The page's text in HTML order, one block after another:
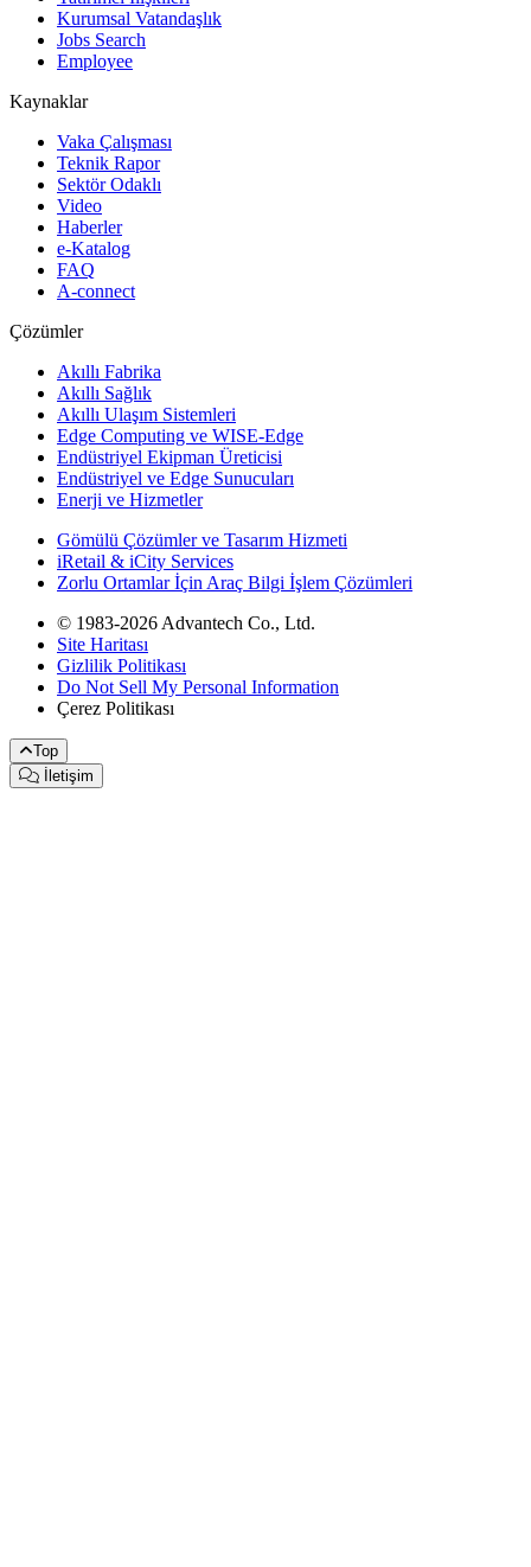
Kurumsal Vatandaşlık
Jobs Search
Employee
Kaynaklar
Vaka Çalışması
Teknik Rapor
Sektör Odaklı
Video
Haberler
e-Katalog
FAQ
A-connect
Çözümler
Akıllı Fabrika
Akıllı Sağlık
Akıllı Ulaşım Sistemleri
Edge Computing ve WISE-Edge
Endüstriyel Ekipman Üreticisi
Endüstriyel ve Edge Sunucuları
Enerji ve Hizmetler
Gömülü Çözümler ve Tasarım Hizmeti
iRetail & iCity Services
Zorlu Ortamlar İçin Araç Bilgi İşlem Çözümleri
© 1983-2026 Advantech Co., Ltd.
Site Haritası
Gizlilik Politikası
Do Not Sell My Personal Information
Çerez Politikası
Top
İletişim